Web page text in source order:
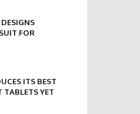
FOR
ITS BEST
TABLETS YET